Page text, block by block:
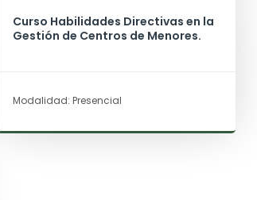
Curso Habilidades Directivas en la
Gestión de Centros de Menores.
Modalidad: Presencial